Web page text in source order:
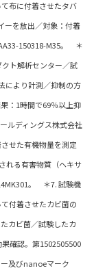
布に付着させたタバ
ーを放出／対象：付着
150318-M35。 ＊
ト解析センター／試
により計測／抑制の方
：1時間で69％以上抑
ルディングス株式会社
せた有機物量を測定
れる有害物質（ヘキサ
。 ＊7. 試験機
付着させたカビ菌の
カビ菌／試験したカ
確認。第1502505500
及びnanoeマーク